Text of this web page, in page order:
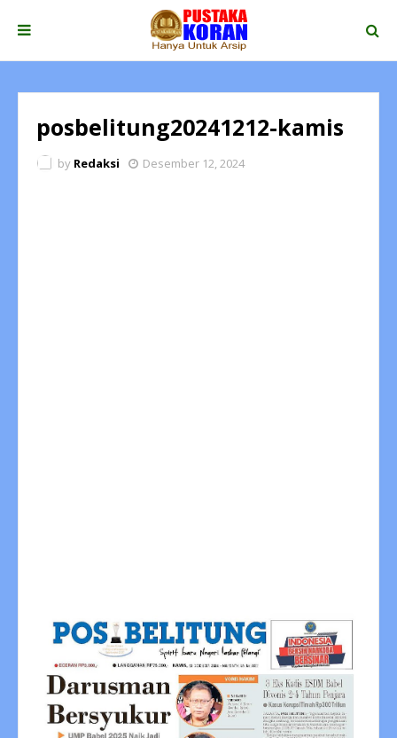
posbelitung20241212-kamis
by Redaksi Desember 12, 2024